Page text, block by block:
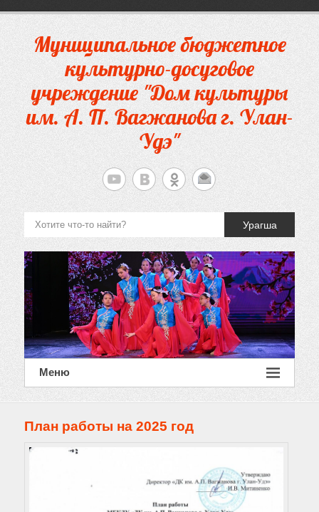
содержимомуМуниципальное бюджетное
культурно-досуговое
учреждение "Дом культуры
им. А. П. Вагжанова г. Улан-
Удэ"
Урагша
Меню
План работы на 2025 год